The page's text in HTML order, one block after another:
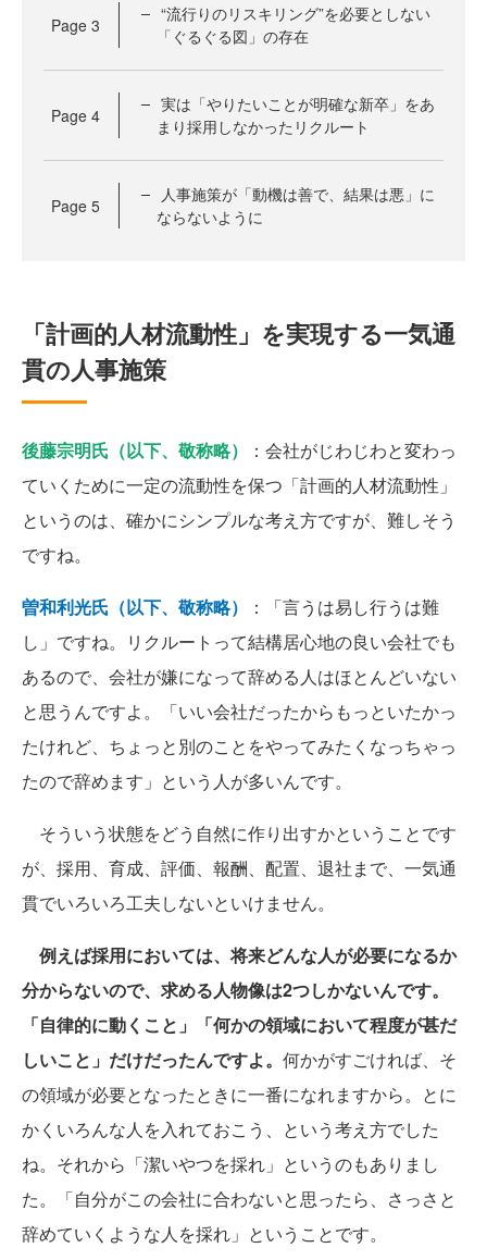
Page 3
“流行りのリスキリング”を必要としない
「ぐるぐる図」の存在
Page 4
実は「やりたいことが明確な新卒」をあ
まり採用しなかったリクルート
Page 5
人事施策が「動機は善で、結果は悪」に
ならないように
「計画的人材流動性」を実現する一気通
貫の人事施策
後藤宗明氏（以下、敬称略）
：会社がじわじわと変わっ
ていくために一定の流動性を保つ「計画的人材流動性」
というのは、確かにシンプルな考え方ですが、難しそう
ですね。
曽和利光氏（以下、敬称略）
：「言うは易し行うは難
し」ですね。リクルートって結構居心地の良い会社でも
あるので、会社が嫌になって辞める人はほとんどいない
と思うんですよ。「いい会社だったからもっといたかっ
たけれど、ちょっと別のことをやってみたくなっちゃっ
たので辞めます」という人が多いんです。
そういう状態をどう自然に作り出すかということです
が、採用、育成、評価、報酬、配置、退社まで、一気通
貫でいろいろ工夫しないといけません。
例えば採用においては、将来どんな人が必要になるか
分からないので、求める人物像は2つしかないんです。
「自律的に動くこと」「何かの領域において程度が甚だ
しいこと」だけだったんですよ。 何かがすごければ、そ
の領域が必要となったときに一番になれますから。とに
かくいろんな人を入れておこう、という考え方でした
ね。それから「潔いやつを採れ」というのもありまし
た。「自分がこの会社に合わないと思ったら、さっさと
辞めていくような人を採れ」ということです。